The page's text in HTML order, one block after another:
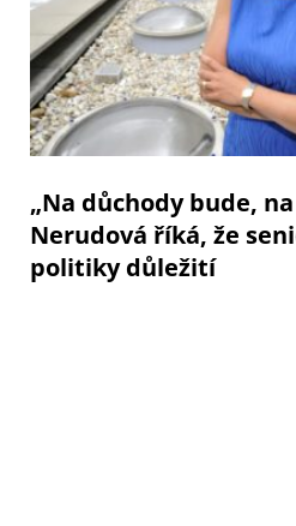
„Na důchody bude,
Nerudová říká, že
politiky důležití